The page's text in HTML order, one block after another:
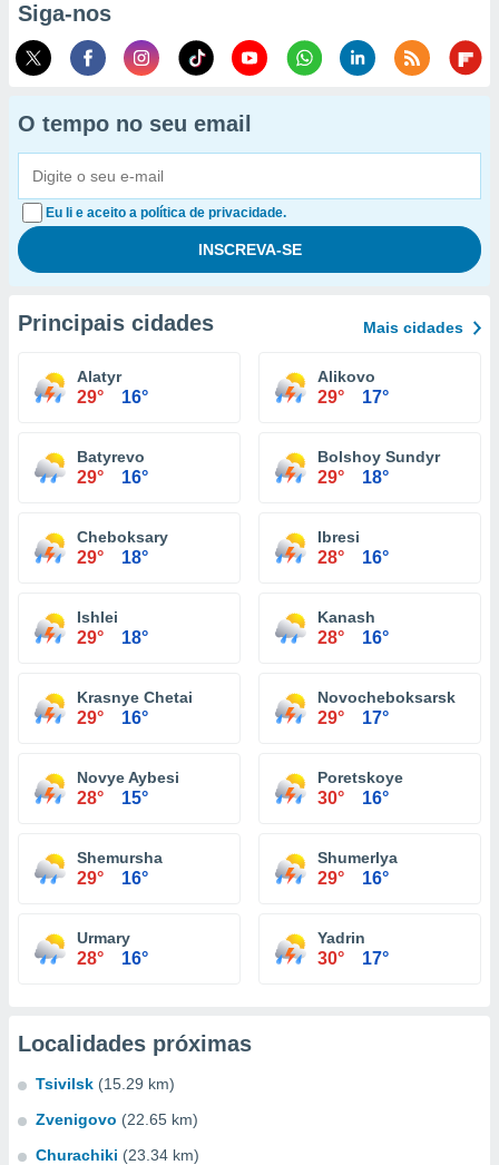
Siga-nos
O tempo no seu email
Eu li e aceito a política de privacidade.
Principais cidades Mais cidades
Alatyr
29° 16°
Alikovo
29° 17°
Batyrevo
29° 16°
Bolshoy Sundyr
29° 18°
Cheboksary
29° 18°
Ibresi
28° 16°
Ishlei
29° 18°
Kanash
28° 16°
Krasnye Chetai
29° 16°
Novocheboksarsk
29° 17°
Novye Aybesi
28° 15°
Poretskoye
30° 16°
Shemursha
29° 16°
Shumerlya
29° 16°
Urmary
28° 16°
Yadrin
30° 17°
Localidades próximas
Tsivilsk (15.29 km)
Zvenigovo (22.65 km)
Churachiki (23.34 km)